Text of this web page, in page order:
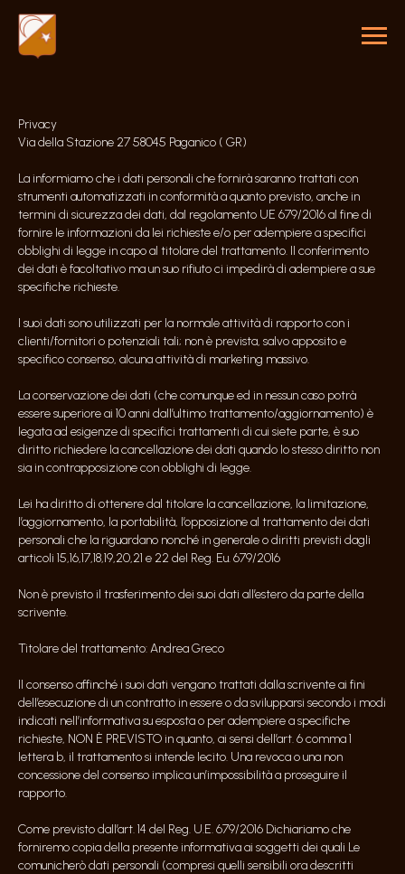
Privacy
Via della Stazione 27 58045 Paganico ( GR)
La informiamo che i dati personali che fornirà saranno trattati con
strumenti automatizzati in conformità a quanto previsto, anche in
termini di sicurezza dei dati, dal regolamento UE 679/2016 al fine di
fornire le informazioni da lei richieste e/o per adempiere a specifici
obblighi di legge in capo al titolare del trattamento. Il conferimento
dei dati è facoltativo ma un suo rifiuto ci impedirà di adempiere a sue
specifiche richieste.
I suoi dati sono utilizzati per la normale attività di rapporto con i
clienti/fornitori o potenziali tali; non è prevista, salvo apposito e
specifico consenso, alcuna attività di marketing massivo.
La conservazione dei dati (che comunque ed in nessun caso potrà
essere superiore ai 10 anni dall’ultimo trattamento/aggiornamento) è
legata ad esigenze di specifici trattamenti di cui siete parte, è suo
diritto richiedere la cancellazione dei dati quando lo stesso diritto non
sia in contrapposizione con obblighi di legge.
Lei ha diritto di ottenere dal titolare la cancellazione, la limitazione,
l’aggiornamento, la portabilità, l’opposizione al trattamento dei dati
personali che la riguardano nonché in generale o diritti previsti dagli
articoli 15,16,17,18,19,20,21 e 22 del Reg. Eu. 679/2016
Non è previsto il trasferimento dei suoi dati all’estero da parte della
scrivente.
Titolare del trattamento: Andrea Greco
Il consenso affinché i suoi dati vengano trattati dalla scrivente ai fini
dell’esecuzione di un contratto in essere o da svilupparsi secondo i modi
indicati nell’informativa su esposta o per adempiere a specifiche
richieste, NON È PREVISTO in quanto, ai sensi dell’art. 6 comma 1
lettera b, il trattamento si intende lecito. Una revoca o una non
concessione del consenso implica un’impossibilità a proseguire il
rapporto.
Come previsto dall’art. 14 del Reg. U.E. 679/2016 Dichiariamo che
forniremo copia della presente informativa ai soggetti dei quali Le
comunicherò dati personali (compresi quelli sensibili ora descritti